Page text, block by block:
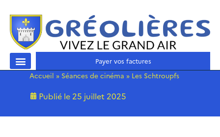
Payer vos factures
Accueil » Séances de cinéma » Les Schtroupfs
Publié le 25 juillet 2025